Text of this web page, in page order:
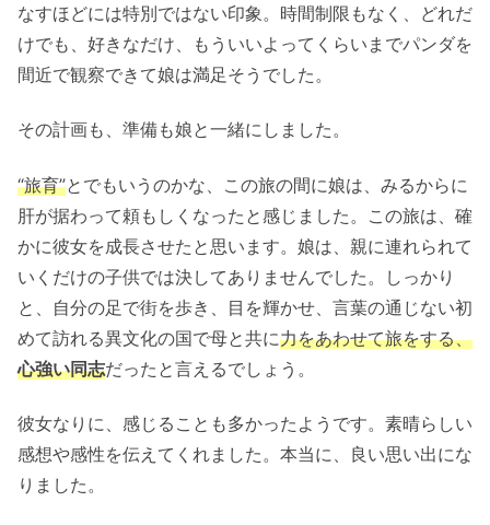
なすほどには特別ではない印象。時間制限もなく、どれだ
けでも、好きなだけ、もういいよってくらいまでパンダを
間近で観察できて娘は満足そうでした。
その計画も、準備も娘と一緒にしました。
“旅育”とでもいうのかな、この旅の間に娘は、みるからに
肝が据わって頼もしくなったと感じました。この旅は、確
かに彼女を成長させたと思います。娘は、親に連れられて
いくだけの子供では決してありませんでした。しっかり
と、自分の足で街を歩き、目を輝かせ、言葉の通じない初
めて訪れる異文化の国で母と共に力をあわせて旅をする、
心強い同志だったと言えるでしょう。
彼女なりに、感じることも多かったようです。素晴らしい
感想や感性を伝えてくれました。本当に、良い思い出にな
りました。